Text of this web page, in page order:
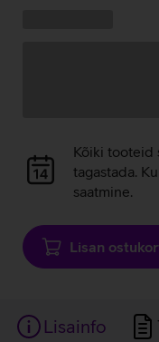
Andmete
laadimine
Kõiki tooteid
tagastada.
saatmine.
Lisan
Lisainfo